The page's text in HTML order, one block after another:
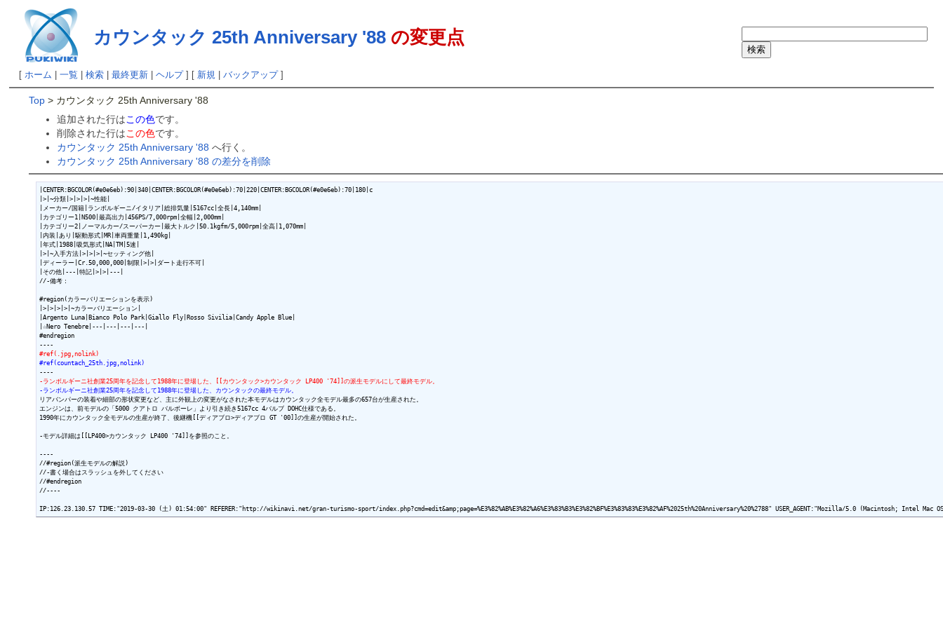
カウンタック 25th Anniversary '88の変更点
[ ホーム 一覧 検索| 最終更新| ヘルプ] [ 新規| バックアップ]
Top > カウンタック 25th Anniversary '88
追加された行はこの色です。
削除された行はこの色です。
カウンタック 25th Anniversary '88 へ行く。
カウンタック 25th Anniversary '88 の差分を削除
|CENTER:BGCOLOR(#e0e6eb):90|340|CENTER:BGCOLOR(#e0e6eb):70|220|CENTER:BGCOLOR(#e0e6eb):70|180|c
|>|~分類|>|>|>|~性能|
|メーカー/国籍|ランボルギーニ/イタリア|総排気量|5167cc|全長|4,140mm|
|カテゴリー1|N500|最高出力|456PS/7,000rpm|全幅|2,000mm|
|カテゴリー2|ノーマルカー/スーパーカー|最大トルク|50.1kgfm/5,000rpm|全高|1,070mm|
|内装|あり|駆動形式|MR|車両重量|1,490kg|
|年式|1988|吸気形式|NA|TM|5速|
|>|~入手方法|>|>|>|~セッティング他|
|ディーラー|Cr.50,000,000|制限|>|>|ダート走行不可|
|その他|---|特記|>|>|---|
//-備考：
#region(カラーバリエーションを表示)
|>|>|>|>|~カラーバリエーション|
|Argento Luna|Bianco Polo Park|Giallo Fly|Rosso Sivilia|Candy Apple Blue|
|☆Nero Tenebre|---|---|---|---|
#endregion
#ref(.jpg,nolink)
#ref(countach_25th.jpg,nolink)
-ランボルギーニ社創業25周年を記念して1988年に登場した、[[カウンタック>カウンタック LP400 '74]]の派生モデルにして最終モデル。
-ランボルギーニ社創業25周年を記念して1988年に登場した、カウンタックの最終モデル。
リアバンパーの装着や細部の形状変更など、主に外観上の変更がなされた本モデルはカウンタック全モデル最多の657台が生産された。
エンジンは、前モデルの「5000 クアトロ バルボーレ」より引き続き5167cc 4バルブ DOHC仕様である。
1990年にカウンタック全モデルの生産が終了、後継機[[ディアブロ>ディアブロ GT '00]]の生産が開始された。
----
//#region(派生モデルの解説)
//-書く場合はスラッシュを外してください
//#endregion
//----